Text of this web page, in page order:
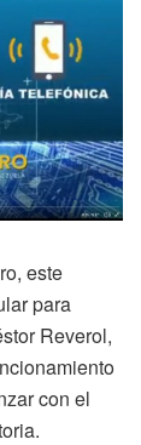
este
para
Reverol,
con el